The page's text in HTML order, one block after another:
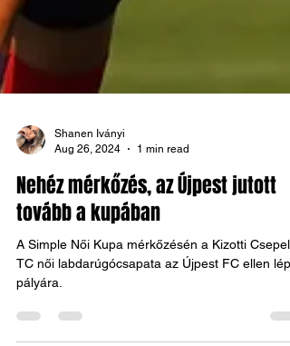
Aug 26, 2024
1 min read
Nehéz mérkőzés, az Újpest jutott
tovább a kupában
A Simple Női Kupa mérkőzésén a Kizotti Csepel
pályára.